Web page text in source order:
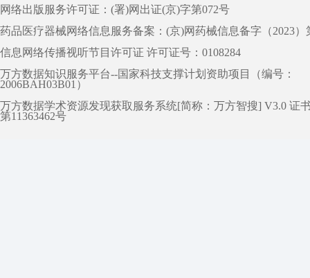
网络出版服务许可证：(署)网出证(京)字第072号
药品医疗器械网络信息服务备案：(京)网药械信息备字（2023）
信息网络传播视听节目许可证 许可证号：0108284
万方数据知识服务平台--国家科技支撑计划资助项目（编号：
2006BAH03B01）
万方数据学术资源发现获取服务系统[简称：万方智搜] V3.0 证
第11363462号